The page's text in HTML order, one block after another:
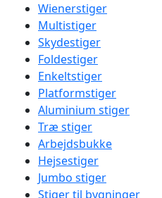
Wienerstiger
Multistiger
Skydestiger
Foldestiger
Enkeltstiger
Platformstiger
Aluminium stiger
Træ stiger
Arbejdsbukke
Hejsestiger
Jumbo stiger
Stiger til bygninger